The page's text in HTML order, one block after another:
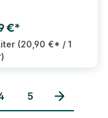
€*
(20,90 €* / 1
Seite Seite
5